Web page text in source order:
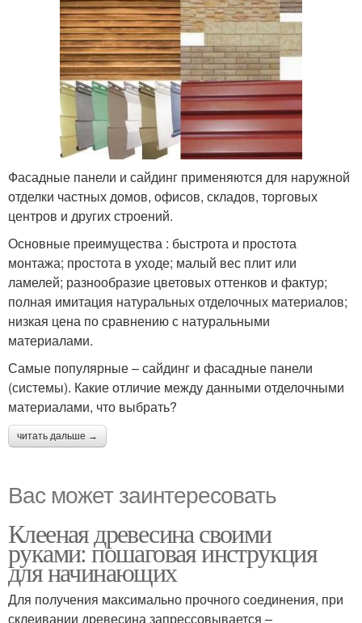
Фасадные панели и сайдинг применяются для наружной
отделки частных домов, офисов, складов, торговых
центров и других строений.
Основные преимущества : быстрота и простота
монтажа; простота в уходе; малый вес плит или
ламелей; разнообразие цветовых оттенков и фактур;
полная имитация натуральных отделочных материалов;
низкая цена по сравнению с натуральными
материалами.
Самые популярные – сайдинг и фасадные панели
(системы). Какие отличие между данными отделочными
материалами, что выбрать?
читать дальше →
Вас может заинтересовать
Клееная древесина своими
руками: пошаговая инструкция
для начинающих
Для получения максимально прочного соединения, при
склеивании древесина запрессовывается –